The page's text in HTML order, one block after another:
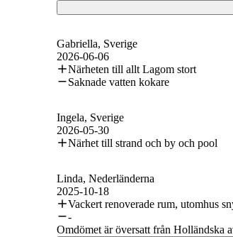
Gabriella, Sverige
2026-06-06
Närheten till allt Lagom stort
Saknade vatten kokare
Ingela, Sverige
2026-05-30
Närhet till strand och by och pool
Linda, Nederländerna
2025-10-18
Vackert renoverade rum, utomhus
-
Omdömet är översatt från Holländska